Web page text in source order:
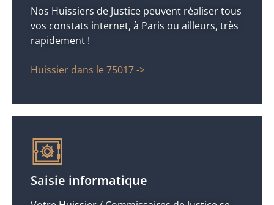
Nos Huissiers de Justice peuvent réaliser tous
vos constats internet, à Paris ou ailleurs, très
rapidement !
Huissier dans le 75017 ->
Saisie informatique